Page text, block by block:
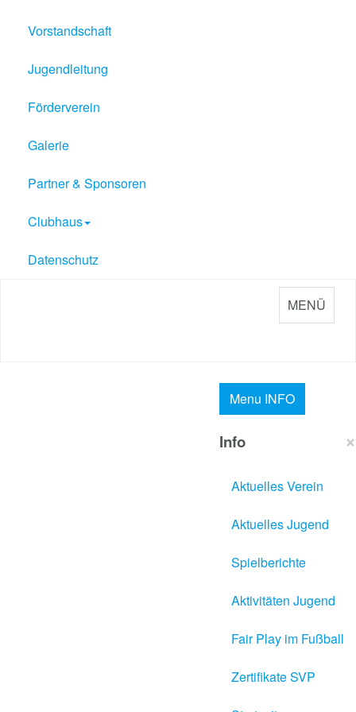
Vorstandschaft
Jugendleitung
Förderverein
Galerie
Partner & Sponsoren
Clubhaus
Datenschutz
MENÜ
Menu INFO
×
Info
Aktuelles Verein
Aktuelles Jugend
Spielberichte
Aktivitäten Jugend
Fair Play im Fußball
Zertifikate SVP